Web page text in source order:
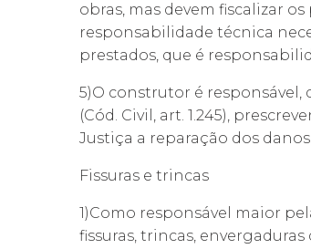
obras, mas devem fiscalizar
responsabilidade técnica
prestados, que é
5)O construtor é
(Cód. Civil, art. 1.245),
Justiça a reparação dos danos.
Fissuras e trincas
1)Como responsável maior
fissuras, trincas,